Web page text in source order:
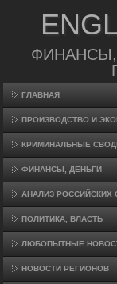
ГЛАВНАЯ
ПРОИЗВΟДСТВО И
КРИМИНАЛЬНЫЕ
ФИНАНСЫ, ДЕНЬГИ
АНАЛИЗ РОССИЙСКИХ
ПОЛИТИКА, ВЛАСТЬ
ЛЮБОПЫТНЫЕ
НОВОСТИ РЕГИОНОВ